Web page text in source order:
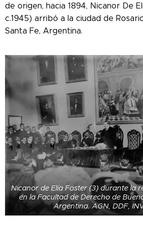
de origen, hacia 1894, Nicanor De
c.1945) arribó a la ciudad de
Santa Fe, Argentina.
Nicanor de Elía Foster (3) durante la
en la Facultad de Derecho de
Argentina. AGN, DDF,